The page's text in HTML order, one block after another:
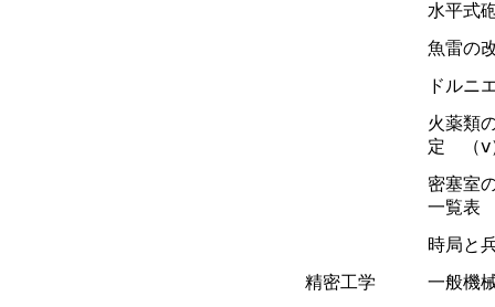
水平式
魚雷の
ドルニ
火薬類
定 （ⅴ
密塞室
一覧表
時局と
精密工学
一般機